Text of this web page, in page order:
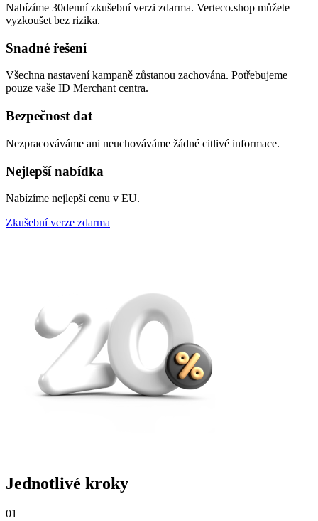
Nabízíme 30denní zkušební verzi zdarma. Verteco.shop můžete
vyzkoušet bez rizika.
Snadné řešení
Všechna nastavení kampaně zůstanou zachována. Potřebujeme
pouze vaše ID Merchant centra.
Bezpečnost dat
Nezpracováváme ani neuchováváme žádné citlivé informace.
Nejlepší nabídka
Nabízíme nejlepší cenu v EU.
Zkušební verze zdarma
Jednotlivé kroky
01